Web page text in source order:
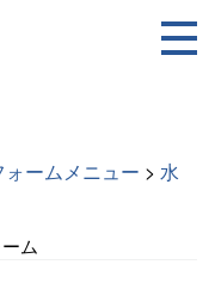
ォームメニュー > 水
ム